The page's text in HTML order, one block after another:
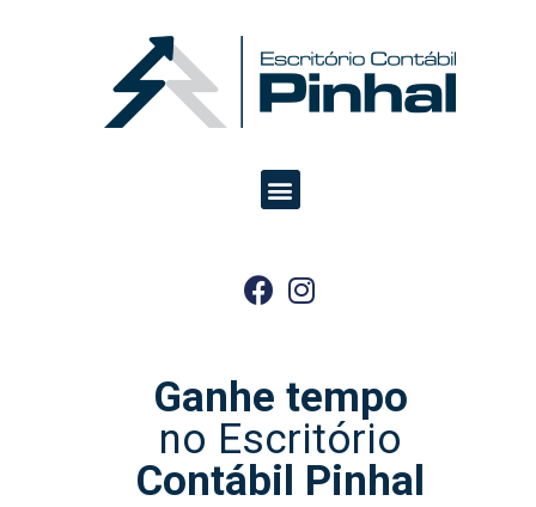
Ganhe tempo
no Escritório
Contábil Pinhal